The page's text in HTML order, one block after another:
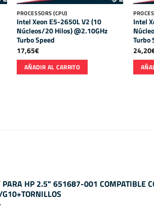
PROCESSORS (CPU)
Intel Xeon E5-2650L V2 (10
Núcleos/20 Hilos) @2.10GHz
Turbo Speed
17,65€
AÑADIR AL CARRITO
Intel
Turbo
24,20
PARA HP 2.5" 651687-001 COMPATIBLE